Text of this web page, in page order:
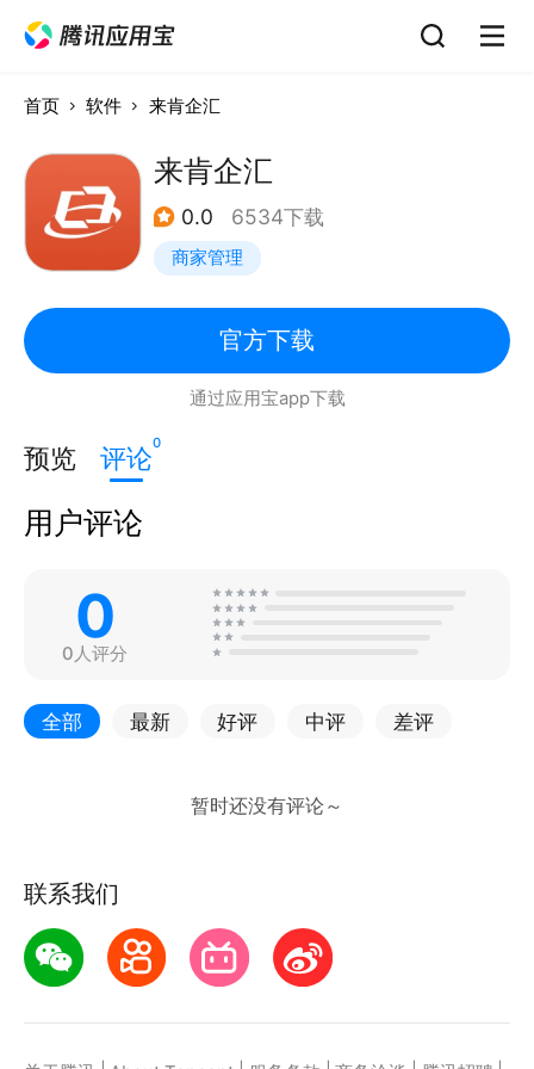
首页 软件 来肯企汇
来肯企汇
0.0 6534下载
商家管理
官方下载
通过应用宝app下载
预览 评论0
用户评论
0
0人评分
全部 最新 好评 中评 差评
联系我们